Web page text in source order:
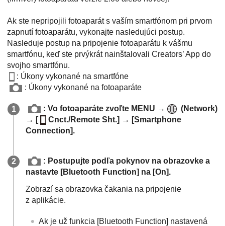
Ak ste nepripojili fotoaparát s vaším smartfónom pri prvom
zapnutí fotoaparátu, vykonajte nasledujúci postup.
Nasleduje postup na pripojenie fotoaparátu k vášmu
smartfónu, keď ste prvýkrát nainštalovali Creators’ App do
svojho smartfónu.
: Úkony vykonané na smartfóne
: Úkony vykonané na fotoaparáte
: Vo fotoaparáte zvoľte MENU → (Network)
→ [ Cnct./Remote Sht.] → [Smartphone
Connection].
: Postupujte podľa pokynov na obrazovke a
nastavte [Bluetooth Function] na [On].
Zobrazí sa obrazovka čakania na pripojenie
z aplikácie.
Ak je už funkcia [Bluetooth Function] nastavená